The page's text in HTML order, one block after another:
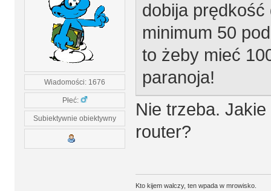
Wiadomości: 1676
Płeć:
Subiektywnie obiektywny
dobija
minimum 50
to żeby mieć
paranoja!
Nie trzeba.
router?
Kto kijem walczy, ten wpada w mrowisko.